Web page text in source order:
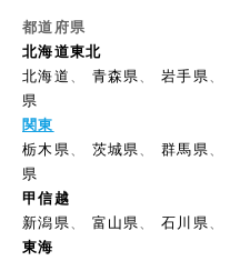
都道府県
北海道東北
北海道
青森県 、岩手県
県
関東
栃木県
茨城県 、群馬県
県
甲信越
新潟県
富山県 、石川県
東海